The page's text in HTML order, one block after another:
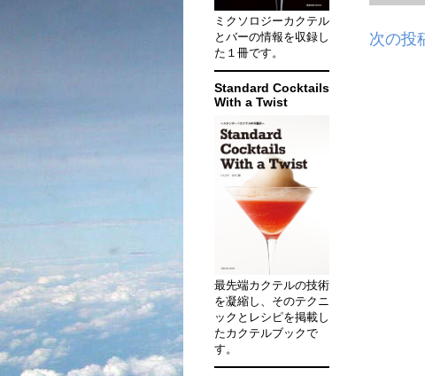
次の投
ミクソロジーカクテル
とバーの情報を収録し
た１冊です。
Standard Cocktails
With a Twist
最先端カクテルの技術
を凝縮し、そのテクニ
ックとレシピを掲載し
たカクテルブックで
す。